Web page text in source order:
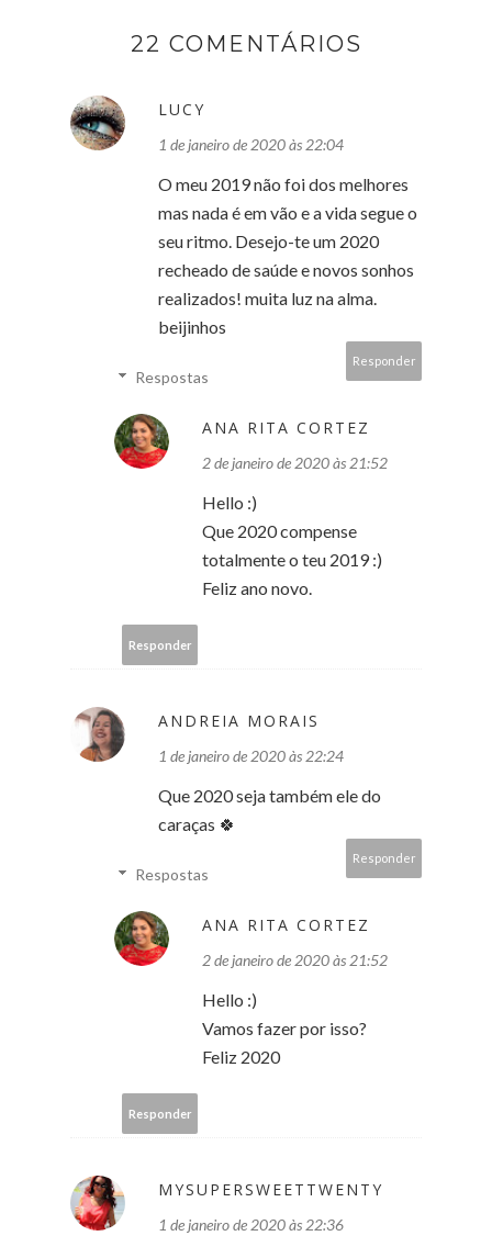
22 COMENTÁRIOS
LUCY
1 de janeiro de 2020 às 22:04
O meu 2019 não foi dos melhores
mas nada é em vão e a vida segue o
seu ritmo. Desejo-te um 2020
recheado de saúde e novos sonhos
realizados! muita luz na alma.
beijinhos
Responder
Respostas
ANA RITA CORTEZ
2 de janeiro de 2020 às 21:52
Hello :)
Que 2020 compense
totalmente o teu 2019 :)
Feliz ano novo.
Responder
ANDREIA MORAIS
1 de janeiro de 2020 às 22:24
Que 2020 seja também ele do
caraças 🍀
Responder
Respostas
ANA RITA CORTEZ
2 de janeiro de 2020 às 21:52
Hello :)
Vamos fazer por isso?
Feliz 2020
Responder
MYSUPERSWEETTWENTY
1 de janeiro de 2020 às 22:36